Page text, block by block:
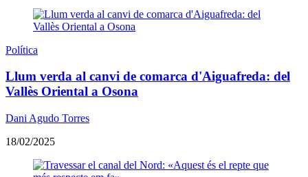
Política
Llum verda al canvi de comarca d'Aiguafreda: del
Vallès Oriental a Osona
Dani Agudo Torres
18/02/2025